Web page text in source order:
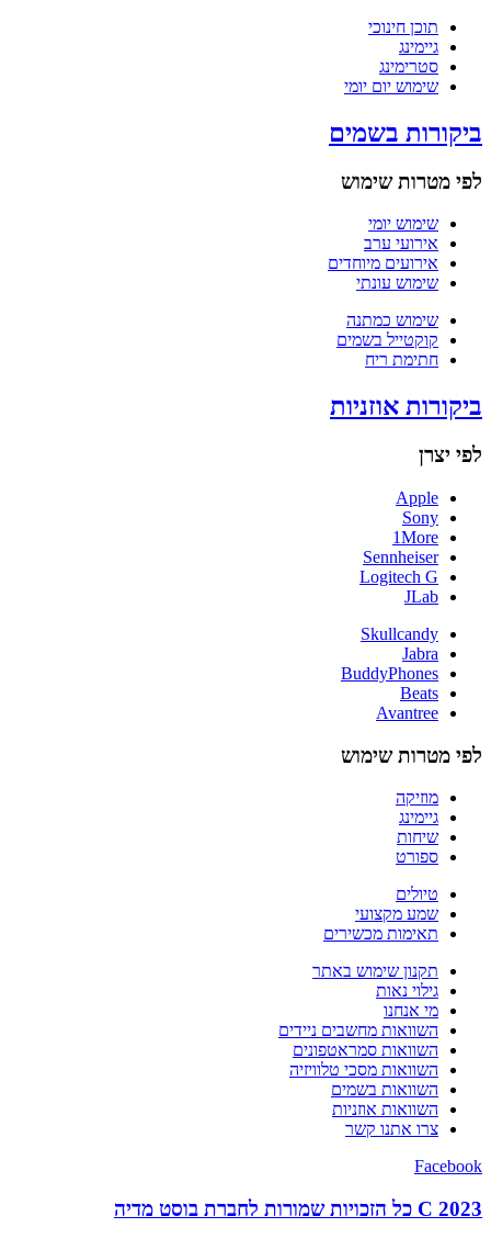
תוכן חינוכי
גיימינג
סטרימינג
שימוש יום יומי
ביקורות בשמים
לפי מטרות שימוש
שימוש יומי
אירועי ערב
אירועים מיוחדים
שימוש עונתי
שימוש כמתנה
קוקטייל בשמים
חתימת ריח
ביקורות אוזניות
לפי יצרן
Apple
Sony
1More
Sennheiser
Logitech G
JLab
Skullcandy
Jabra
BuddyPhones
Beats
Avantree
לפי מטרות שימוש
מוזיקה
גיימינג
שיחות
ספורט
טיולים
שמע מקצועי
תאימות מכשירים
תקנון שימוש באתר
גילוי נאות
מי אנחנו
השוואות מחשבים ניידים
השוואות סמראטפונים
השוואות מסכי טלוויזיה
השוואות בשמים
השוואות אוזניות
צרו אתנו קשר
Facebook
C 2023 כל הזכויות שמורות לחברת בוסט מדיה